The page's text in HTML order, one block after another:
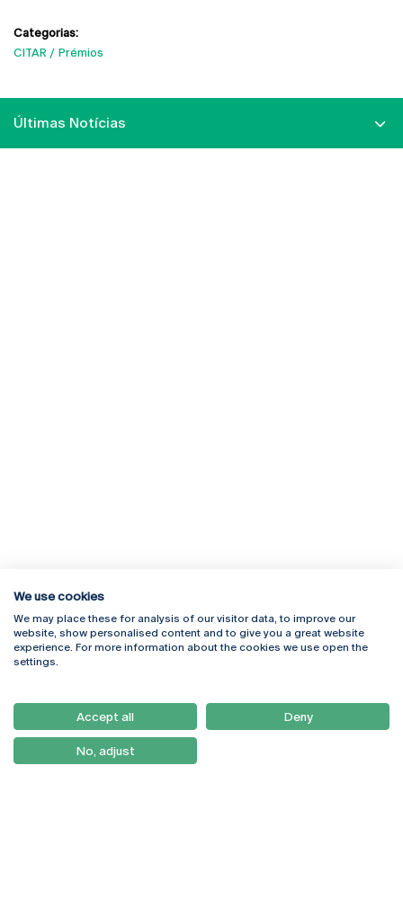
Categorias:
CITAR
Prémios
Últimas Notícias
Rua Diogo Botelho 1327
4169-005 Porto
+351 226 196 240
Campus Online
Webmail
Como Chegar
Newsletter
We use cookies
We may place these for analysis of our visitor data, to improve our
website, show personalised content and to give you a great website
experience. For more information about the cookies we use open the
settings.
Accept all Deny
No, adjust